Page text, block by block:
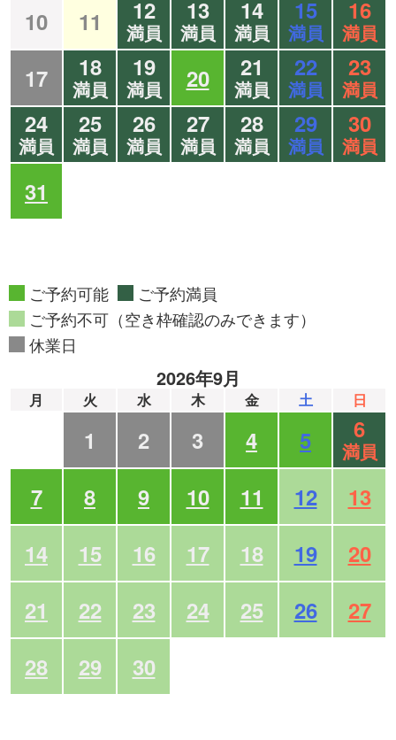
10
11 12
満員
13
満員
14
満員
15
満員
16
満員
17 18
満員
19
満員 20 21
満員
22
満員
23
満員
24
満員
25
満員
26
満員
27
満員
28
満員
29
満員
30
満員
31
ご予約可能
ご予約満員
ご予約不可（空き枠確認のみできます）
休業日
2026年9月
月 火 水 木 金 土 日
1 2 3 4 5 6
満員
7 8 9 10 11 12
13
14
15 16 17 18 19
20
21
22 23 24 25 26
27
28
29 30